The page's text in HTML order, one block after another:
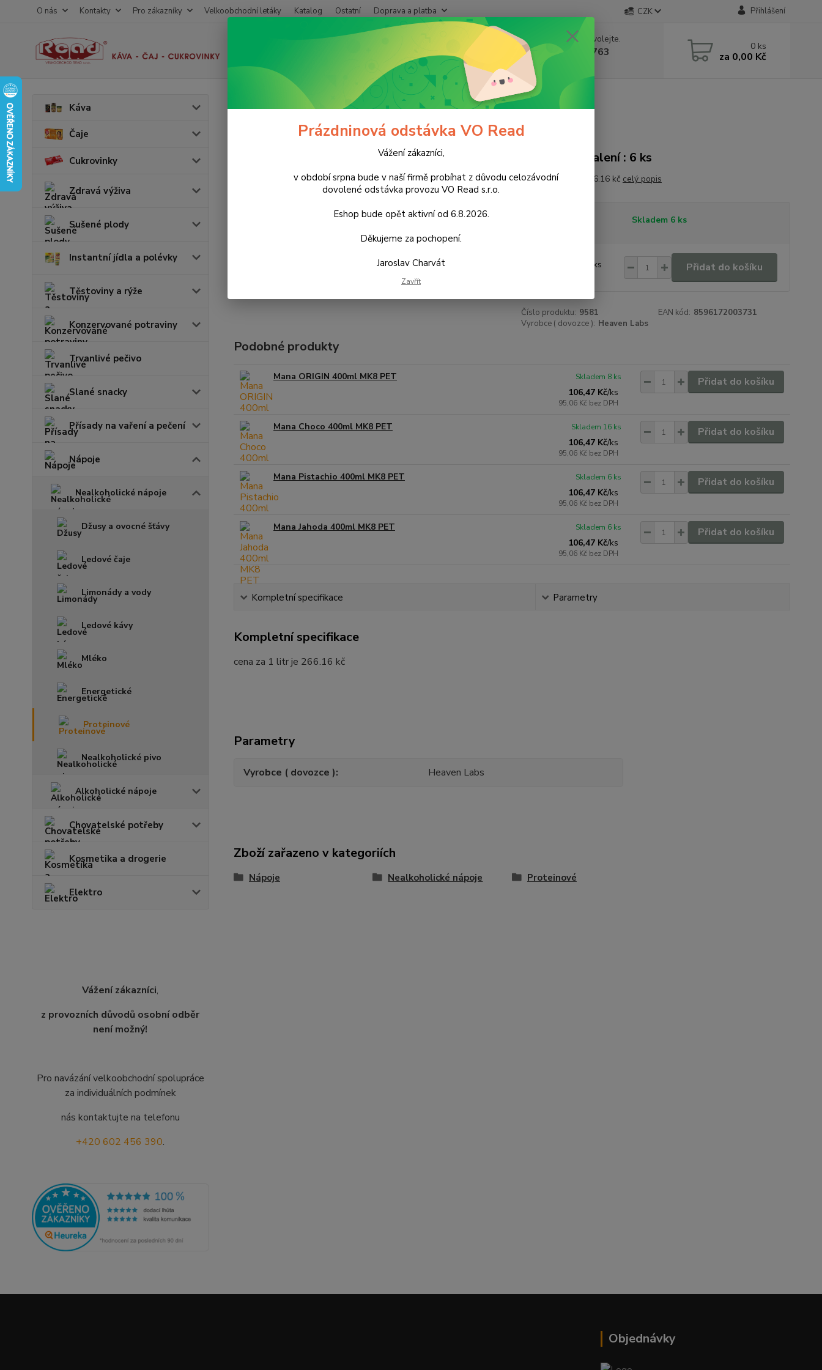
O nás Kontakty Pro zákazníky Velkoobchodní letáky Katalog Ostatní Doprava a platba CZK Přihlášení
Nevíte si rady? Zavolejte.
+420 602 388 763
Po - Pá 8 - 14h
0 ks
za 0,00 Kč
Káva
Čaje
Cukrovinky
Zdravá výživa
Sušené plody
Instantní jídla a polévky
Těstoviny a rýže
Konzervované potraviny
Trvanlivé pečivo
Slané snacky
Přísady na vaření a pečení
Nápoje
Nealkoholické nápoje
Džusy a ovocné šťávy
Ledové čaje
Limonády a vody
Ledové kávy
Mléko
Energetické
Proteinové
Nealkoholické pivo
Alkoholické nápoje
Chovatelské potřeby
Kosmetika a drogerie
Elektro
Vážení zákazníci,
z provozních důvodů osobní odběr
není možný!
Pro navázání velkoobchodní spolupráce
za individuálních podmínek
nás kontaktujte na telefonu
+420 602 456 390.
Nealkoholické nápoje Proteinové Mana Berries 400ml MK8 PET
Mana Berries 400ml MK8 PET
Kartonové balení : 6 ks
cena za 1 litr je 266.16 kč celý popis
Skladem 6 ks
ks Přidat do košíku
Číslo produktu: 9581 EAN kód: 8596172003731
Vyrobce ( dovozce ): Heaven Labs
Podobné produkty
Mana ORIGIN 400ml MK8 PET
106,47 Kč/ks
95,06 Kč bez DPH
Skladem 8 ks Přidat do košíku
Mana Choco 400ml MK8 PET
106,47 Kč/ks
95,06 Kč bez DPH
Skladem 16 ks Přidat do košíku
Mana Pistachio 400ml MK8 PET
106,47 Kč/ks
95,06 Kč bez DPH
Skladem 6 ks Přidat do košíku
Mana Jahoda 400ml MK8 PET
106,47 Kč/ks
95,06 Kč bez DPH
Skladem 6 ks Přidat do košíku
Kompletní specifikace Parametry
Kompletní specifikace
cena za 1 litr je 266.16 kč
Parametry
Vyrobce ( dovozce ) Heaven Labs
Zboží zařazeno v kategoriích
Nápoje Nealkoholické nápoje Proteinové
Objednávky
Prázdninová odstávka VO Read
Vážení zákazníci,
v období srpna bude v naší firmě probíhat z důvodu celozávodní
dovolené odstávka provozu VO Read s.r.o.
Eshop bude opět aktivní od 6.8.2026.
Děkujeme za pochopení.
Jaroslav Charvát
Zavřít